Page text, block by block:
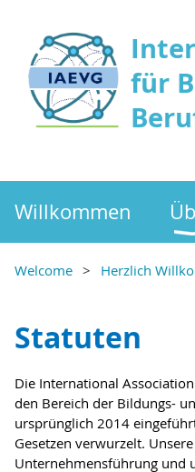
für
Willkommen
Welcome Herzlich
Statuten
Die International
den Bereich der Bildungs-
ursprünglich 2014 eingefü
Gesetzen verwurzelt.
Unternehmensführung und